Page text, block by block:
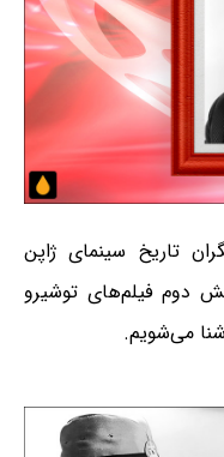
تاریخ سینمای ژاپن
دوم فیلم‌های توشیرو